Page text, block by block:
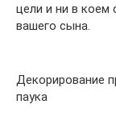
цели и ни в коем
вашего сына.
Декорирование
паука